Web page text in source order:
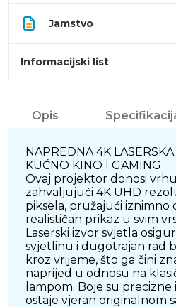
Jamstvo
Informacijski list
Opis
NAPREDNA 4K
KUĆNO KINO I GAMING
Ovaj projektor donosi
zahvaljujući 4K UHD
piksela, pružajući iznimno
realističan prikaz u svim
Laserski izvor svjetla
svjetlinu i dugotrajan rad
kroz vrijeme, što ga čini
naprijed u odnosu na
lampom. Boje su precizne
ostaje vjeran originalnom